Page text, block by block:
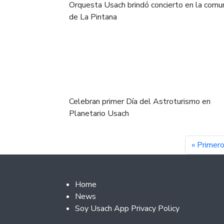
Orquesta Usach brindó concierto en la
de La Pintana
Celebran primer Día del Astroturismo en
Planetario Usach
First page
« Primero
Footer 2
Home
News
Soy Usach App Privacy Policy